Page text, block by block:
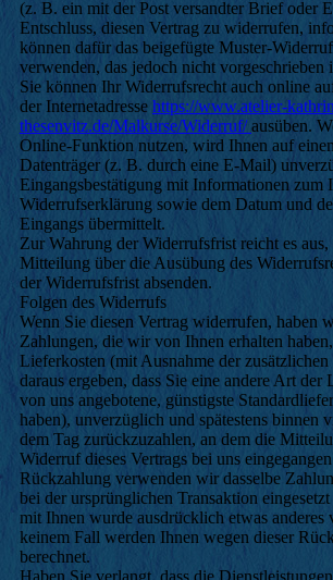
(z. B. ein mit der Post versandter Brief oder
Entschluss, diesen Vertrag zu widerrufen,
können dafür das beigefügte Muster-
verwenden, das jedoch nicht vorgeschrieben
Sie können Ihr Widerrufsrecht auch online
der Internetadresse https://www.atelier-
thesenvitz.de/Malkurse/Widerruf/ausüben.
Online-Funktion nutzen, wird Ihnen auf
Datenträger (z. B. durch eine E-Mail)
Eingangsbestätigung mit Informationen zum
Widerrufserklärung sowie dem Datum und
Eingangs übermittelt.
Zur Wahrung der Widerrufsfrist reicht es aus,
Mitteilung über die Ausübung des
der Widerrufsfrist absenden.
Folgen des Widerrufs
Wenn Sie diesen Vertrag widerrufen, haben
Zahlungen, die wir von Ihnen erhalten
Lieferkosten (mit Ausnahme der
daraus ergeben, dass Sie eine andere Art der
von uns angebotene, günstigste
haben), unverzüglich und spätestens binnen
dem Tag zurückzuzahlen, an dem die
Widerruf dieses Vertrags bei uns
Rückzahlung verwenden wir dasselbe
bei der ursprünglichen Transaktion eingesetzt
mit Ihnen wurde ausdrücklich etwas anderes
keinem Fall werden Ihnen wegen dieser
berechnet.
Haben Sie verlangt, dass die